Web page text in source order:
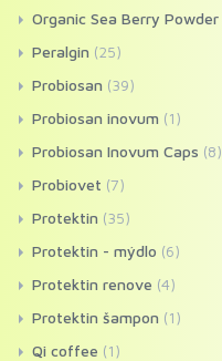
Organic Sea Berry Powder
Peralgin (25)
Probiosan (39)
Probiosan inovum (1)
Probiosan Inovum Caps (8)
Probiovet (7)
Protektin (35)
Protektin - mýdlo (6)
Protektin renove (4)
Protektin šampon (1)
Qi coffee (1)